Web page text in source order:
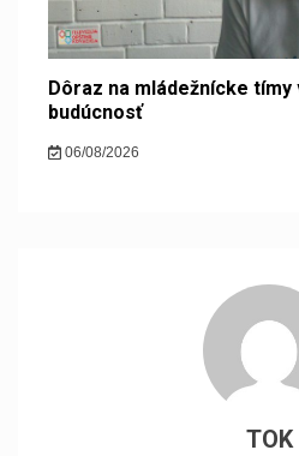
Dôraz na mládežnícke
budúcnosť
06/08/2026
TOK